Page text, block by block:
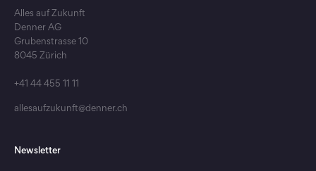
Alles auf Zukunft
Denner AG
Grubenstrasse 10
8045 Zürich
+41 44 455 11 11
allesaufzukunft@denner.ch
Newsletter